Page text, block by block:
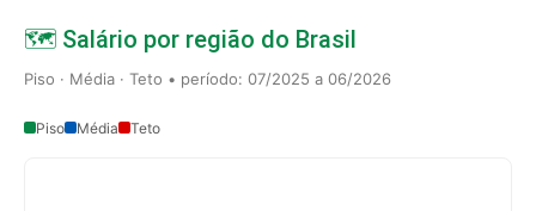
🗺️ Salário por região do Brasil
Piso · Média · Teto • período: 07/2025 a 06/2026
Piso Média Teto